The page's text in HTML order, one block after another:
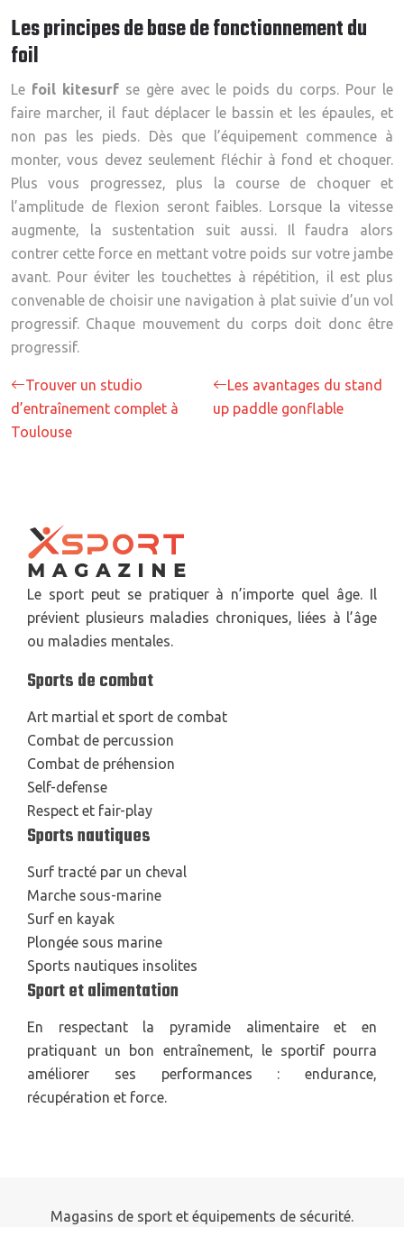
Les principes de base de fonctionnement du
foil
Le foil kitesurfse gère avec le poids du corps. Pour le
faire marcher, il faut déplacer le bassin et les épaules, et
non pas les pieds. Dès que l’équipement commence à
monter, vous devez seulement fléchir à fond et choquer.
Plus vous progressez, plus la course de choquer et
l’amplitude de flexion seront faibles. Lorsque la vitesse
augmente, la sustentation suit aussi. Il faudra alors
contrer cette force en mettant votre poids sur votre jambe
avant. Pour éviter les touchettes à répétition, il est plus
convenable de choisir une navigation à plat suivie d’un vol
progressif. Chaque mouvement du corps doit donc être
progressif.
Trouver un studio
d’entraînement complet à
Toulouse
Les avantages du stand
up paddle gonflable
Le sport peut se pratiquer à n’importe quel âge. Il
prévient plusieurs maladies chroniques, liées à l’âge
ou maladies mentales.
Sports de combat
Art martial et sport de combat
Combat de percussion
Combat de préhension
Self-defense
Respect et fair-play
Sports nautiques
Surf tracté par un cheval
Marche sous-marine
Surf en kayak
Plongée sous marine
Sports nautiques insolites
Sport et alimentation
En respectant la pyramide alimentaire et en
pratiquant un bon entraînement, le sportif pourra
améliorer ses performances : endurance,
récupération et force.
Magasins de sport et équipements de sécurité.